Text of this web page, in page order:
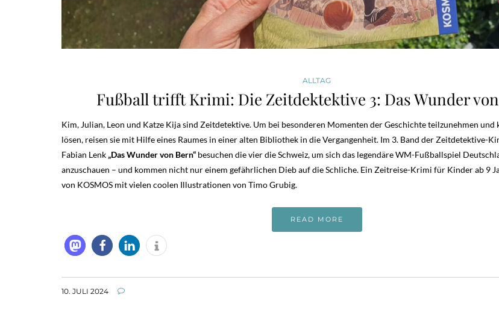
ALLTAG
Fußball trifft Krimi: Die Zeitdektektive 3: Das Wunder
Kim, Julian, Leon und Katze Kija sind Zeitdetektive. Um bei besonderen Momenten der Geschichte teilzunehmen und
lösen, reisen sie mit Hilfe eines Raumes in einer alten Bibliothek in die Vergangenheit. Im 3. Band der Zeitdetektive-
Fabian Lenk „Das Wunder von Bern“ besuchen die vier die Schweiz, um sich das legendäre WM-Fußballspiel
anzuschauen – und kommen nicht nur einem gefährlichen Dieb auf die Schliche. Ein Zeitreise-Krimi für Kinder ab 9
von KOSMOS mit vielen coolen Illustrationen von Timo Grubig.
READ MORE
10. JULI 2024